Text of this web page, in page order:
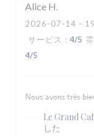
Alice H
2026-07-14 -
サービス : 4/5
4/5
Nous avons très
Le Grand
した